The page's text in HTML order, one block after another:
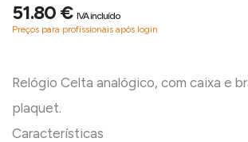
51.80 € IVA incluído
Preços para profissionais após login
Relógio Celta analógico, com caixa e
plaquet.
Características